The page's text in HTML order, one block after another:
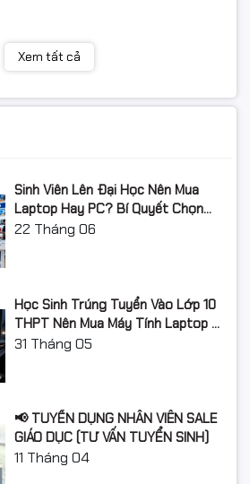
HP LaserJet Enterprise MFP M725f
Xem tất cả
Sinh Viên Lên Đại Học Nên Mua
Laptop Hay PC? Bí Quyết Chọn
Máy Tính Đúng Nhu Cầu, Không
22 Tháng 06
Học Sinh Trúng Tuyển Vào Lớp 10
THPT Nên Mua Máy Tính Laptop Gì
Năm Học 2026 - 2027?
31 Tháng 05
📢 TUYỂN DỤNG NHÂN VIÊN SALE
GIÁO DỤC (TƯ VẤN TUYỂN SINH)
11 Tháng 04